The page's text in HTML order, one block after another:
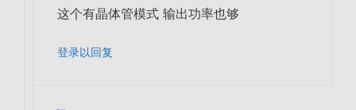
这个有晶体管模式 输出功率也够
登录以回复